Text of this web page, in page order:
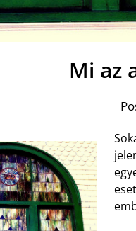
Mi az